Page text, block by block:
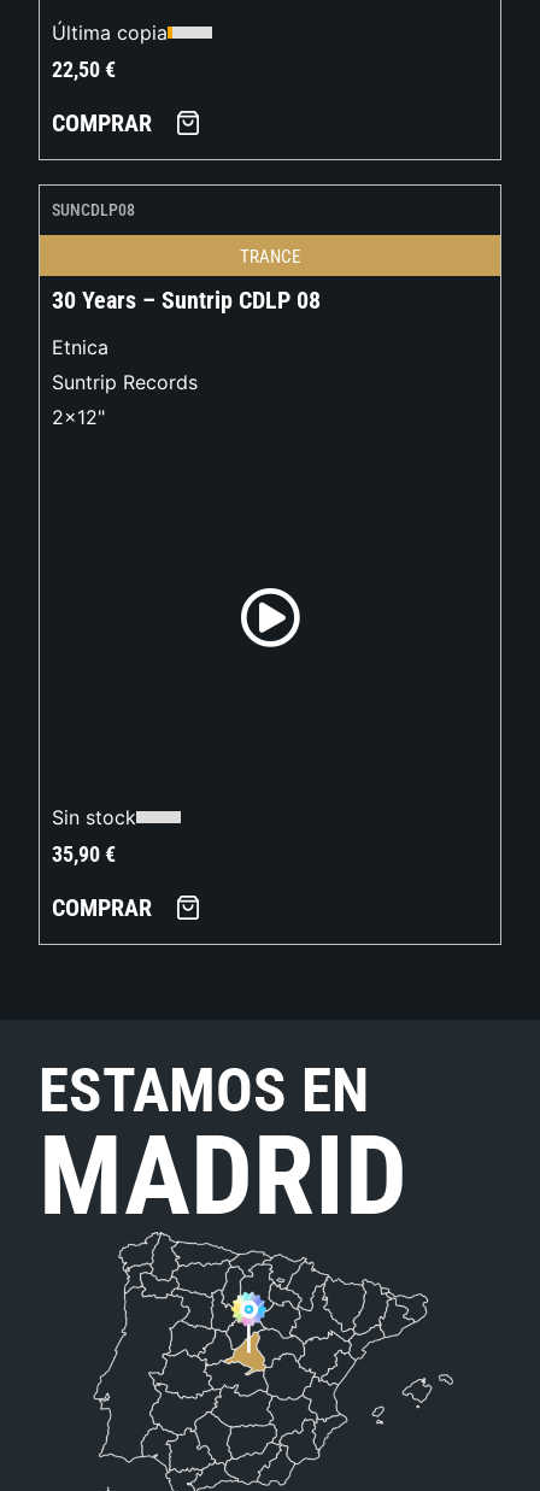
Última copia
22,50€
COMPRAR
SUNCDLP08
TRANCE
30 Years – Suntrip CDLP 08
Etnica
Suntrip Records
2x12"
Sin stock
35,90€
COMPRAR
ESTAMOS EN
MADRID